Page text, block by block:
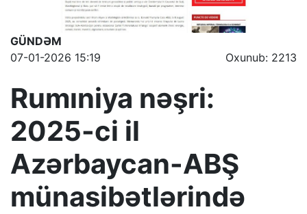
GÜNDƏM
Oxunub: 2213
07-01-2026 15:19
Rumıniya nəşri:
2025-ci il
Azərbaycan-ABŞ
münasibətlərində